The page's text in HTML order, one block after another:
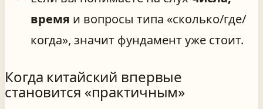
время и вопросы типа «сколько/где/
когда», значит фундамент уже стоит.
Когда китайский впервые
становится «практичным»